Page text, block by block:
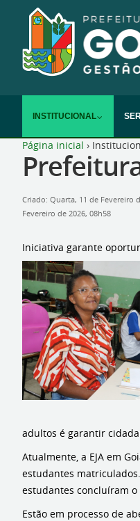
INSTITUCIONAL
Página inicial ›
Criado: Quarta, 11 de Fevereiro
Fevereiro de 2026, 08h58
Iniciativa garante
adultos é garantir
Atualmente, a EJA em
estudantes
estudantes concluíram
Estão em processo de